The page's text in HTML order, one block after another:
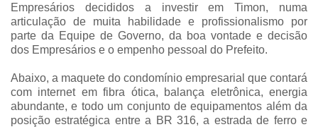
Empresários decididos a investir em Timon, numa
articulação de muita habilidade e profissionalismo por
parte da Equipe de Governo, da boa vontade e decisão
dos Empresários e o empenho pessoal do Prefeito.
Abaixo, a maquete do condomínio empresarial que contará
com internet em fibra ótica, balança eletrônica, energia
abundante, e todo um conjunto de equipamentos além da
posição estratégica entre a BR 316, a estrada de ferro e